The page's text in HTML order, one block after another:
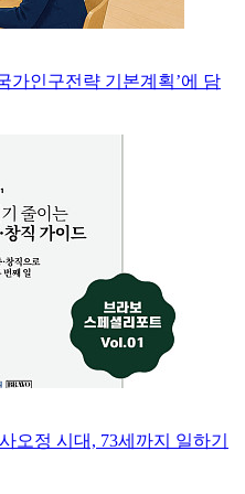
가인구전략 기본계획’에 담
오정 시대, 73세까지 일하기